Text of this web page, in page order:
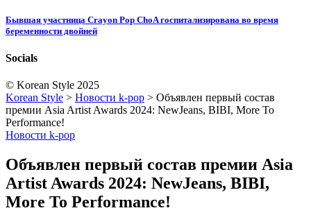
Бывшая участница Crayon Pop ChoA госпитализирована во время
беременности двойней
Socials
© Korean Style 2025
Korean Style > Новости k-pop > Объявлен первый состав
премии Asia Artist Awards 2024: NewJeans, BIBI, More To
Performance!
Новости k-pop
Объявлен первый состав премии Asia
Artist Awards 2024: NewJeans, BIBI,
More To Performance!